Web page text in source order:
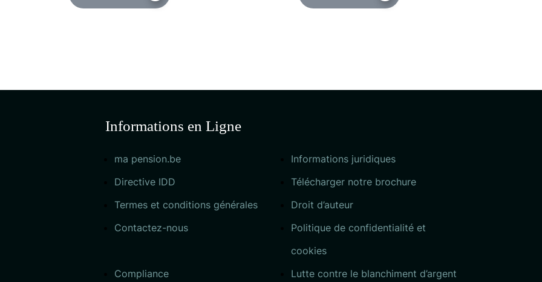
Informations en Ligne
ma pension.be
Informations juridiques
Directive IDD
Télécharger notre brochure
Termes et conditions générales
Droit d’auteur
Contactez-nous
Politique de confidentialité et
cookies
Compliance
Lutte contre le blanchiment d’argent